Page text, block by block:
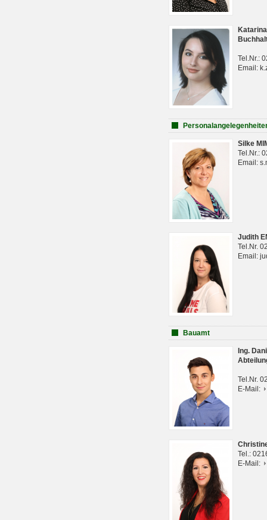
Tel.Nr.:
Email:
Silke
Tel.Nr.:
Email:
Judith
Tel.Nr.
Email:
Bauamt
Ing.
Tel.Nr.
E-Mail:
Tel.:
E-Mail: